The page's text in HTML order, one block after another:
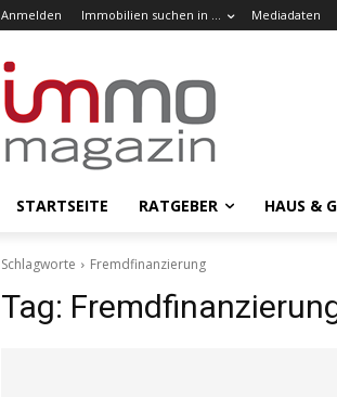
Anmelden Immobilien suchen in … Mediadaten
STARTSEITE RATGEBER HAUS &
Schlagworte Fremdfinanzierung
Tag: